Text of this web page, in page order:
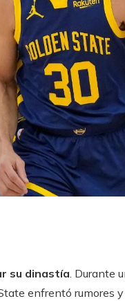
su dinastía. Durante
enfrentó rumores y